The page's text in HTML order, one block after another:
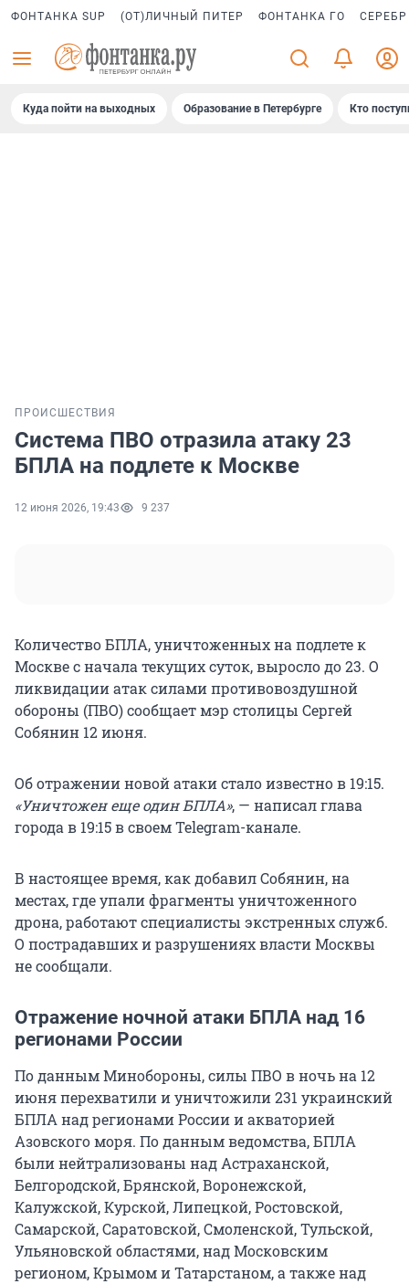
ФОНТАНКА SUP (ОТ)ЛИЧНЫЙ ПИТЕР ФОНТАНКА ГО
Куда пойти на выходных Образование в Петербурге Кто
ПРОИСШЕСТВИЯ
Система ПВО отразила атаку 23
БПЛА на подлете к Москве
12 июня 2026, 19:43 9 237
Количество БПЛА, уничтоженных на подлете к
Москве с начала текущих суток, выросло до 23. О
ликвидации атак силами противовоздушной
обороны (ПВО) сообщает мэр столицы Сергей
Собянин 12 июня.
Об отражении новой атаки стало известно в 19:15.
«Уничтожен еще один БПЛА», — написал глава
города в 19:15 в своем Telegram-канале.
В настоящее время, как добавил Собянин, на
местах, где упали фрагменты уничтоженного
дрона, работают специалисты экстренных служб.
О пострадавших и разрушениях власти Москвы
не сообщали.
Отражение ночной атаки БПЛА над 16
регионами России
По данным Минобороны, силы ПВО в ночь на 12
июня перехватили и уничтожили 231 украинский
БПЛА над регионами России и акваторией
Азовского моря. По данным ведомства, БПЛА
были нейтрализованы над Астраханской,
Белгородской, Брянской, Воронежской,
Калужской, Курской, Липецкой, Ростовской,
Самарской, Саратовской, Смоленской, Тульской,
Ульяновской областями, над Московским
регионом, Крымом и Татарстаном, а также над